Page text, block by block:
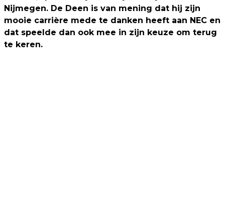
Nijmegen. De Deen is van mening dat hij zijn
mooie carrière mede te danken heeft aan NEC en
dat speelde dan ook mee in zijn keuze om terug
te keren.